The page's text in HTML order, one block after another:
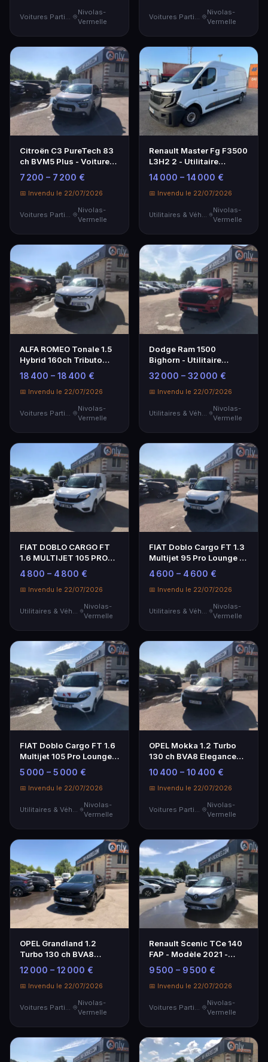
Nivolas-
Vermelle
Nivolas-
Vermelle
Citroën C3 PureTech 83
ch BVM5 Plus - Voiture
Particulière
7 200 – 7 200 €
📅 Invendu le 22/07/2026
Voitures Particulières
Nivolas-
Vermelle
Renault Master Fg F3500
L3H2 2 - Utilitaire
Spacieux et Polyvalent
14 000 – 14 000 €
📅 Invendu le 22/07/2026
Utilitaires & Véhicules de Société
Nivolas-
Vermelle
ALFA ROMEO Tonale 1.5
Hybrid 160ch Tributo
Italiano - Voiture
Particulière
18 400 – 18 400 €
📅 Invendu le 22/07/2026
Nivolas-
Vermelle
Dodge Ram 1500
Bighorn - Utilitaire
robuste avec plateau
32 000 – 32 000 €
📅 Invendu le 22/07/2026
Nivolas-
Vermelle
FIAT DOBLO CARGO FT
1.6 MULTIJET 105 PRO
LOUNGE - Utilitaire fiable
4 800 – 4 800 €
📅 Invendu le 22/07/2026
Utilitaires & Véhicules de Société
Nivolas-
Vermelle
FIAT Doblo Cargo FT 1.3
Multijet 95 Pro Lounge -
Utilitaire fiable
4 600 – 4 600 €
📅 Invendu le 22/07/2026
Utilitaires & Véhicules de Société
Nivolas-
Vermelle
FIAT Doblo Cargo FT 1.6
Multijet 105 Pro Lounge
Utilitaire
5 000 – 5 000 €
📅 Invendu le 22/07/2026
Nivolas-
Vermelle
OPEL Mokka 1.2 Turbo
130 ch BVA8 Elegance
Business - SUV Compact
10 400 – 10 400 €
📅 Invendu le 22/07/2026
Nivolas-
Vermelle
OPEL Grandland 1.2
Turbo 130 ch BVA8
Design & Tech - SUV
moderne et performant
12 000 – 12 000 €
📅 Invendu le 22/07/2026
Voitures Particulières
Nivolas-
Vermelle
Renault Scenic TCe 140
FAP - Modèle 2021 -
Équipement Intens
9 500 – 9 500 €
📅 Invendu le 22/07/2026
Voitures Particulières
Nivolas-
Vermelle